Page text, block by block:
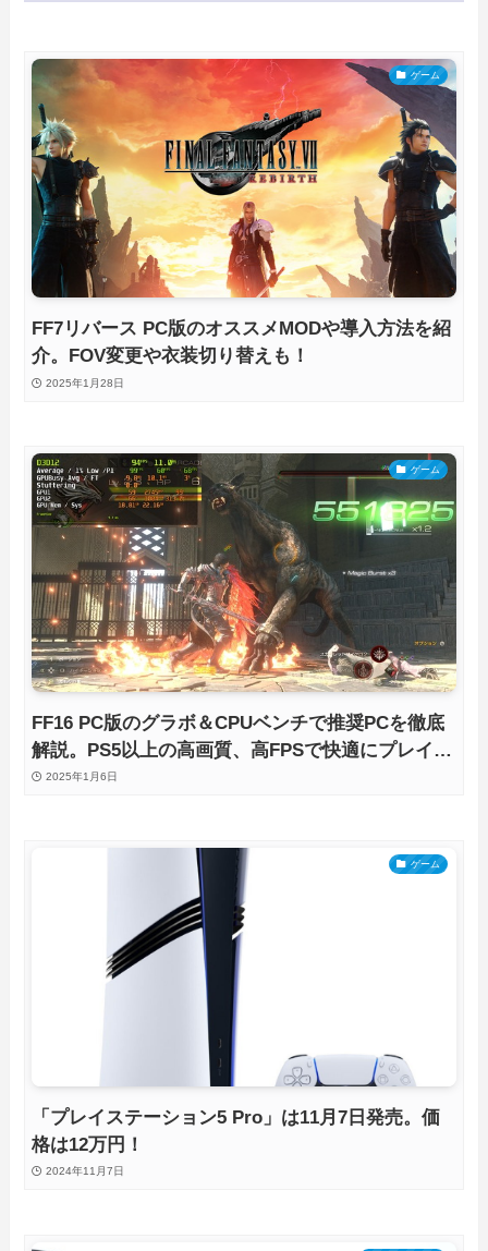
ゲーム
FF7リバース PC版のオススメMODや導入方法を紹
介。FOV変更や衣装切り替えも！
2025年1月28日
ゲーム
FF16 PC版のグラボ＆CPUベンチで推奨PCを徹底
解説。PS5以上の高画質、高FPSで快適にプレイで
きる環境は？
2025年1月6日
ゲーム
「プレイステーション5 Pro」は11月7日発売。価
格は12万円！
2024年11月7日